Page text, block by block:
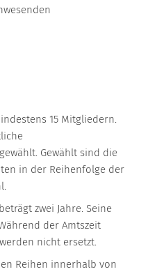
15 Mitgliedern.
Gewählt sind die
in der Reihenfolge der
zwei Jahre. Seine
der Amtszeit
nicht ersetzt.
Reihen innerhalb von